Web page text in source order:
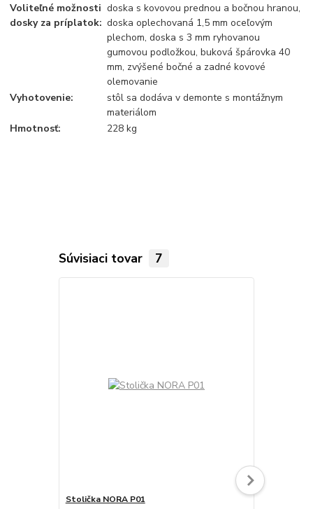
Voliteľné možnosti
dosky za príplatok:
doska s kovovou prednou a bočnou hranou,
doska oplechovaná 1,5 mm oceľovým
plechom, doska s 3 mm ryhovanou
gumovou podložkou, buková špárovka 40
mm, zvýšené bočné a zadné kovové
olemovanie
Vyhotovenie:
stôl sa dodáva v demonte s montážnym
materiálom
Hmotnosť:
228 kg
Súvisiaci tovar 7
Stolička NORA P01